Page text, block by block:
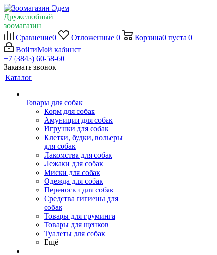
Дружелюбный
зоомагазин
Сравнение0 Отложенные 0 Корзина0 пуста 0
ВойтиМой кабинет
+7 (3843) 60-58-60
Заказать звонок
Каталог
Товары для собак
Корм для собак
Амуниция для собак
Игрушки для собак
Клетки, будки, вольеры
для собак
Лакомства для собак
Лежаки для собак
Миски для собак
Одежда для собак
Переноски для собак
Средства гигиены для
собак
Товары для груминга
Товары для щенков
Туалеты для собак
Ещё